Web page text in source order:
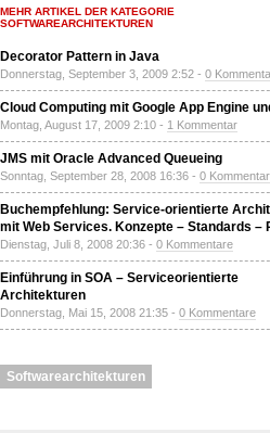
MEHR ARTIKEL DER KATEGORIE
SOFTWAREARCHITEKTUREN
Decorator Pattern in Java
Donnerstag, September 3, 2009 2:52 - 0
Cloud Computing mit Google App Engine
Montag, August 17, 2009 2:10 - 1 Kommentar
JMS mit Oracle Advanced Queueing
Sonntag, September 28, 2008 16:36 - 0
Buchempfehlung: Service-orientierte
mit Web Services. Konzepte – Standards –
Dienstag, Juli 8, 2008 20:36 - 0 Kommentare
Einführung in SOA – Serviceorientierte
Architekturen
Donnerstag, Mai 15, 2008 21:35 - 0 Kommentare
Softwarearchitekturen